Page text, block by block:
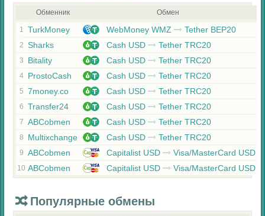
Обменник Обмен
1 TurkMoney WebMoney WMZ Tether BEP20
2 Sharks Cash USD Tether TRC20
3 Bitality Cash USD Tether TRC20
4 ProstoCash Cash USD Tether TRC20
5 7money.co Cash USD Tether TRC20
6 Transfer24 Cash USD Tether TRC20
7 ABCobmen Cash USD Tether TRC20
8 Multixchange Cash USD Tether TRC20
9 ABCobmen Capitalist USD Visa/MasterCard USD
10 ABCobmen Capitalist USD Visa/MasterCard USD
Популярные обмены